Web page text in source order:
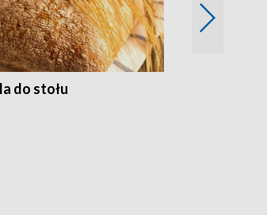
do stołu